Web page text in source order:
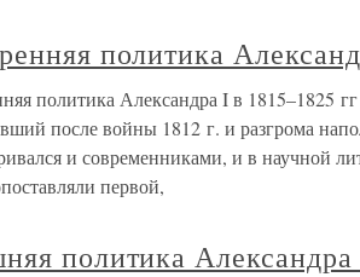
политика
политика Александра I в 1815–1825
после войны 1812 г. и разгрома
и современниками, и в научной
первой,
политика